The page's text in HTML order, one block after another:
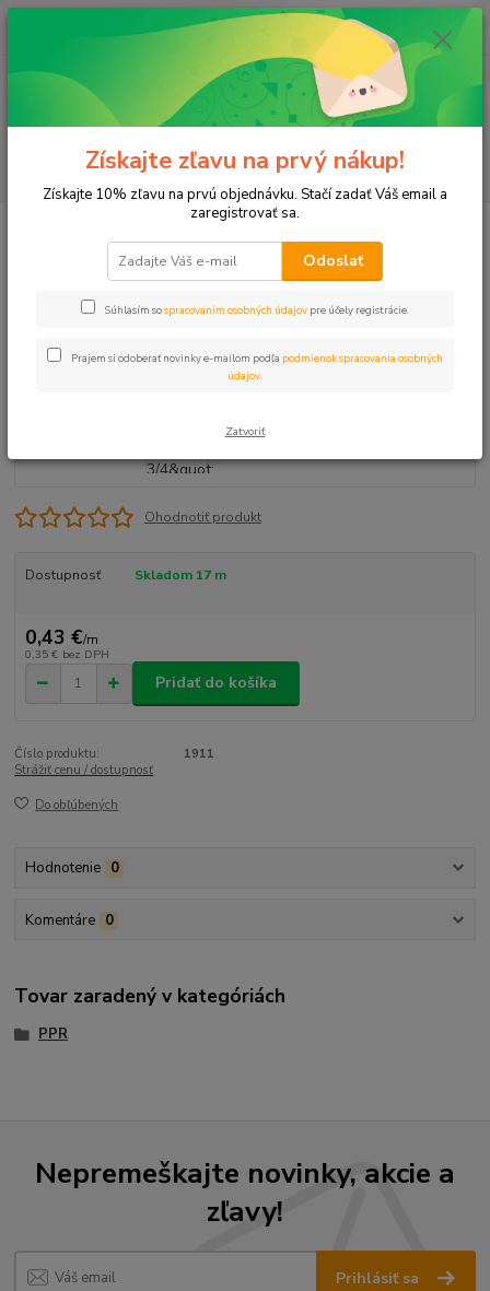
Menu
(Po-Pia, 8-17 hod.)
ks
za0 €
PPR
PPR Izolácia 28x9 3/4" (predaj na
Ohodnotiť produkt
Dostupnosť Skladom 17 m
0,43 €/m
0,35 € bez DPH
Pridať do košíka
Číslo produktu:
1911
Strážiť cenu / dostupnosť
Do obľúbených
Hodnotenie 0
Komentáre 0
Tovar zaradený v kategóriách
PPR
Nepremeškajte novinky, akcie a
zľavy!
Prihlásiť sa
Získajte zľavu na prvý nákup!
Získajte 10% zľavu na prvú objednávku. Stačí zadať Váš email a
zaregistrovať sa.
Odoslať
Súhlasím sospracovaním osobných údajov pre účely registrácie.
Prajem si odoberať novinky e-mailom podľa podmienok spracovania osobných
údajov
Zatvoriť